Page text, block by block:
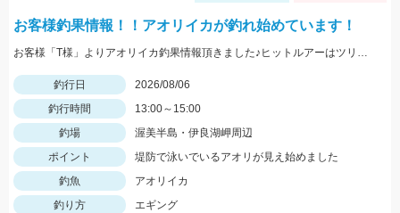
お客様釣果情報！！アオリイカが釣れ始めています！
お客様「T様」よりアオリイカ釣果情報頂きました♪ヒットルアーはツリノTHEエギの２．５サイズ。5杯ほど泳いでいるイカも目撃、バラシもあったそうです。今後は三河湾内にもどんどん入ってきそうですね！
釣行日
2026/08/06
釣行時間
13:00～15:00
釣場
渥美半島・伊良湖岬周辺
ポイント
堤防で泳いでいるアオリが見え始めました
釣魚
アオリイカ
釣り方
エギング